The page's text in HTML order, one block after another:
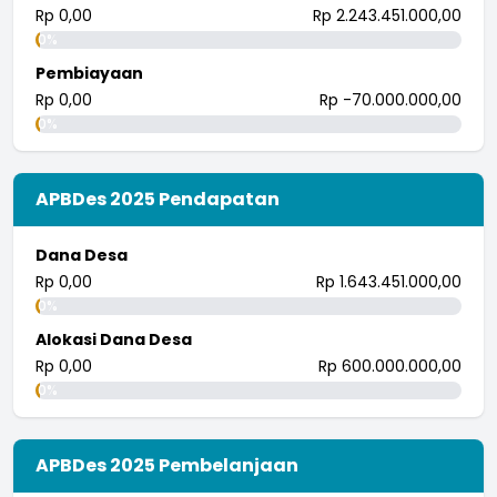
Rp 0,00
Rp 2.243.451.000,00
0%
Pembiayaan
Rp 0,00
Rp -70.000.000,00
0%
APBDes 2025 Pendapatan
Dana Desa
Rp 0,00
Rp 1.643.451.000,00
0%
Alokasi Dana Desa
Rp 0,00
Rp 600.000.000,00
0%
APBDes 2025 Pembelanjaan